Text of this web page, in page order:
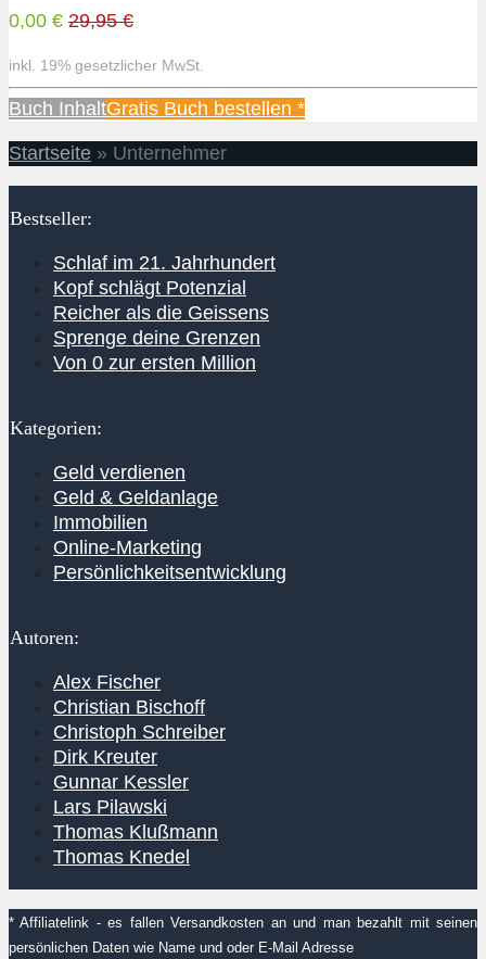
0,00 € 29,95 €
inkl. 19% gesetzlicher MwSt.
Buch InhaltGratis Buch bestellen *
Startseite » Unternehmer
Bestseller:
Schlaf im 21. Jahrhundert
Kopf schlägt Potenzial
Reicher als die Geissens
Sprenge deine Grenzen
Von 0 zur ersten Million
Kategorien:
Geld verdienen
Geld & Geldanlage
Immobilien
Online-Marketing
Persönlichkeitsentwicklung
Autoren:
Alex Fischer
Christian Bischoff
Christoph Schreiber
Dirk Kreuter
Gunnar Kessler
Lars Pilawski
Thomas Klußmann
Thomas Knedel
* Affiliatelink - es fallen Versandkosten an und man bezahlt mit seinen
persönlichen Daten wie Name und oder E-Mail Adresse